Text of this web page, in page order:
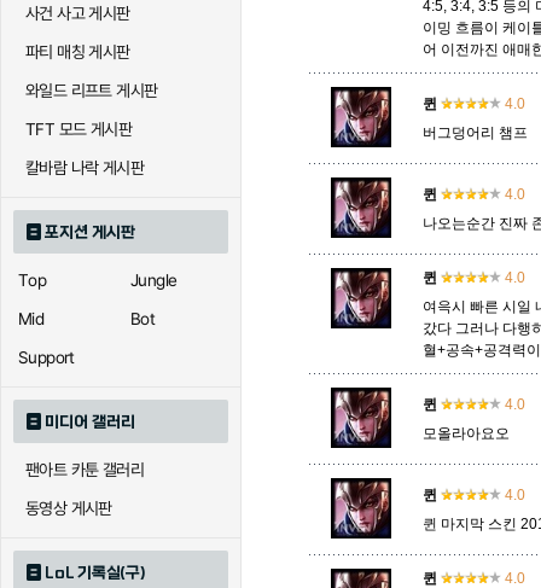
사건 사고 게시판
파티 매칭 게시판
와일드 리프트 게시판
TFT 모드 게시판
칼바람 나락 게시판
포지션 게시판
Top
Jungle
Mid
Bot
Support
미디어 갤러리
팬아트 카툰 갤러리
동영상 게시판
LoL 기록실(구)
자크 자헨
직스 진 질리
카이사 카직스 카타리
4:5, 3:4, 3:5 등의
이밍 흐름이 케이
어 이전까진 애매
퀸
4.0
버그덩어리 챔프
퀸
4.0
나오는순간 진짜
퀸
4.0
여윽시 빠른 시일
갔다 그러나 다행
혈+공속+공격력
퀸
4.0
모올라아요오
퀸
4.0
퀸 마지막 스킨
퀸
4.0